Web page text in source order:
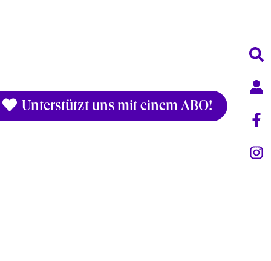
Unterstützt uns mit einem ABO!